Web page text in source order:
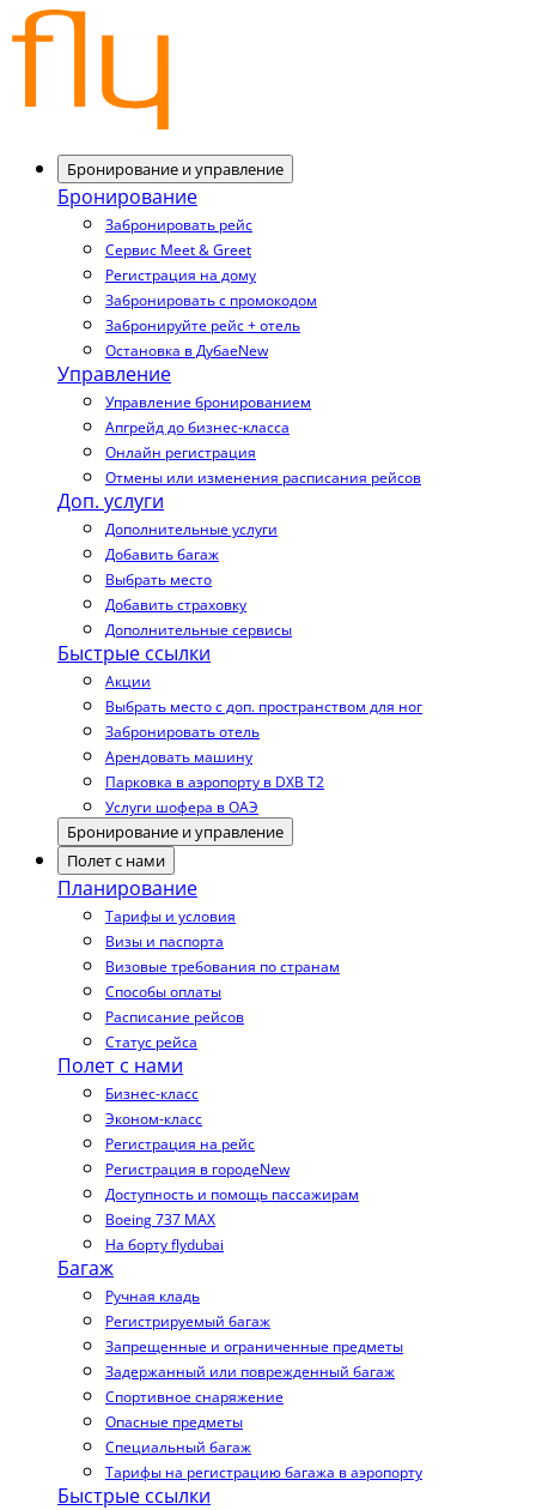
Бронирование и управление
Бронирование
Забронировать рейс
Сервис Meet & Greet
Регистрация на дому
Забронировать с промокодом
Забронируйте рейс + отель
Остановка в ДубаеNew
Управление
Управление бронированием
Апгрейд до бизнес-класса
Онлайн регистрация
Отмены или изменения расписания рейсов
Доп. услуги
Дополнительные услуги
Добавить багаж
Выбрать место
Добавить страховку
Дополнительные сервисы
Быстрые ссылки
Акции
Выбрать место с доп. пространством для ног
Забронировать отель
Арендовать машину
Парковка в аэропорту в DXB T2
Услуги шофера в ОАЭ
Бронирование и управление
Полет с нами
Планирование
Тарифы и условия
Визы и паспорта
Визовые требования по странам
Способы оплаты
Расписание рейсов
Статус рейса
Полет с нами
Бизнес-класс
Эконом-класс
Регистрация на рейс
Регистрация в городеNew
Доступность и помощь пассажирам
Boeing 737 MAX
На борту flydubai
Багаж
Ручная кладь
Регистрируемый багаж
Запрещенные и ограниченные предметы
Задержанный или поврежденный багаж
Спортивное снаряжение
Опасные предметы
Специальный багаж
Тарифы на регистрацию багажа в аэропорту
Быстрые ссылки